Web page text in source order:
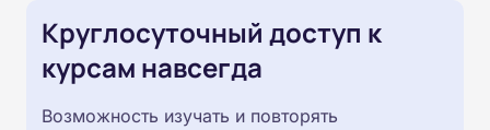
Круглосуточный доступ к
курсам навсегда
Возможность изучать и повторять